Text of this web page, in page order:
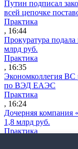
Путин подписал
всей цепочке
Практика
, 16:44
Прокуратура
млрд руб.
Практика
, 16:35
Экономколлегия ВС
по ВЭД ЕАЭС
Практика
, 16:24
Дочерняя компания
1,8 млрд руб.
Практика